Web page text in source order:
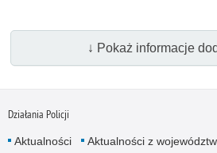
↓ Pokaż informacje
Działania Policji
Aktualności Aktualności z województw